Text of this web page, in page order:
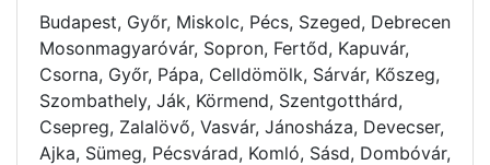
Budapest, Győr, Miskolc, Pécs, Szeged, Debrecen
Mosonmagyaróvár, Sopron, Fertőd, Kapuvár,
Csorna, Győr, Pápa, Celldömölk, Sárvár, Kőszeg,
Szombathely, Ják, Körmend, Szentgotthárd,
Csepreg, Zalalövő, Vasvár, Jánosháza, Devecser,
Ajka, Sümeg, Pécsvárad, Komló, Sásd, Dombóvár,